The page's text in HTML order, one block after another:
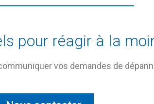
pour réagir à la
vos demandes de